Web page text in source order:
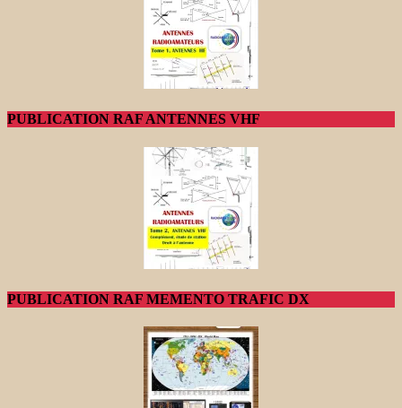
PUBLICATION RAF ANTENNES VHF
PUBLICATION RAF MEMENTO TRAFIC DX